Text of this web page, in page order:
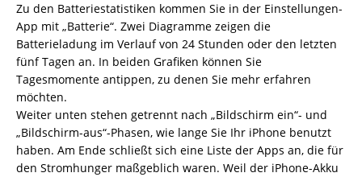
Zu den Batteriestatistiken kommen Sie in der Einstellungen-
App mit „Batterie“. Zwei Diagramme zeigen die
Batterieladung im Verlauf von 24 Stunden oder den letzten
fünf Tagen an. In beiden Grafiken können Sie
Tagesmomente antippen, zu denen Sie mehr erfahren
möchten.
Weiter unten stehen getrennt nach „Bildschirm ein“- und
„Bildschirm-aus“-Phasen, wie lange Sie Ihr iPhone benutzt
haben. Am Ende schließt sich eine Liste der Apps an, die für
den Stromhunger maßgeblich waren. Weil der iPhone-Akku